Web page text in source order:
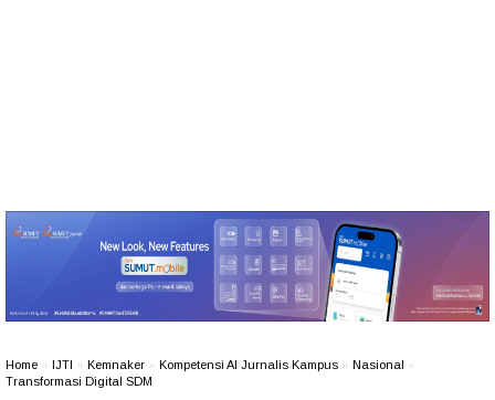
Home IJTI Kemnaker Kompetensi AI Jurnalis Kampus Nasional
Transformasi Digital SDM